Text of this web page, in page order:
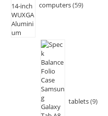
computers 59
tablets 9